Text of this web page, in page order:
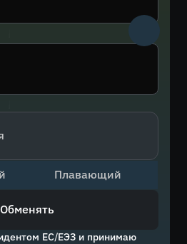
ЕС/ЕЭЗ и принимаю
Плавающий
Обменять